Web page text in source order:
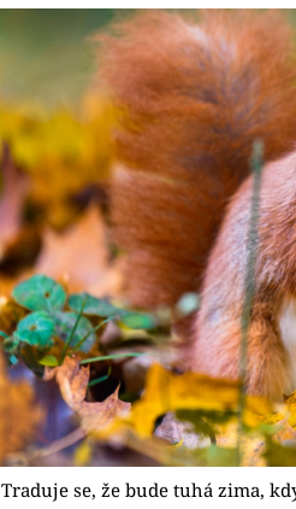
Traduje se, že bude tuhá zima,